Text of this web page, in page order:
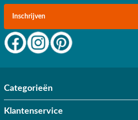
Inschrijven
Categorieën
Klantenservice